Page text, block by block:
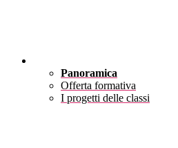
Panoramica
Offerta formativa
I progetti delle classi